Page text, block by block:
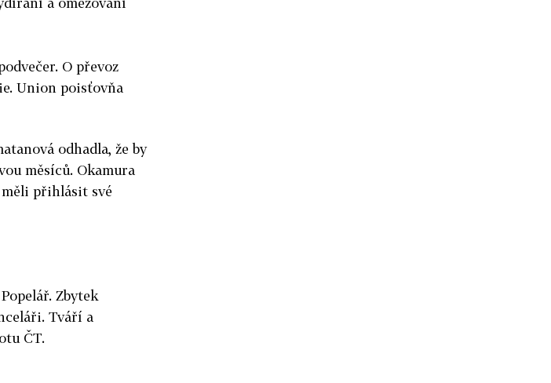
O převoz
Union poisťovňa
odhadla, že by
měsíců. Okamura
přihlásit své
Zbytek
Tváří a
ČT.